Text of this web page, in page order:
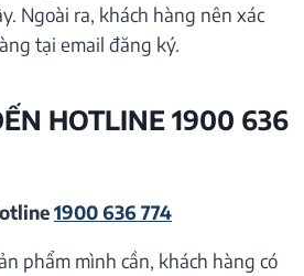
Ngoài ra, khách hàng nên xác
tại email đăng ký.
HOTLINE 1900 636
1900 636 774
phẩm mình cần, khách hàng có